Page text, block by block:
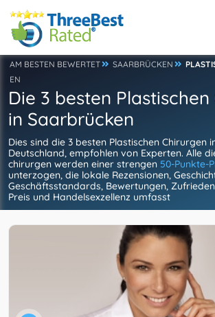
AM BESTEN BEWERTET SAARBRÜCKEN
EN
Die 3 besten
in Saarbrücken
Dies sind die 3 besten Plastischen Chirurgen
Deutschland, empfohlen von Experten. Alle
chirurgen werden einer strengen 50-Punkte-
unterzogen, die lokale Rezensionen,
Geschäftsstandards, Bewertungen,
Preis und Handelsexzellenz umfasst